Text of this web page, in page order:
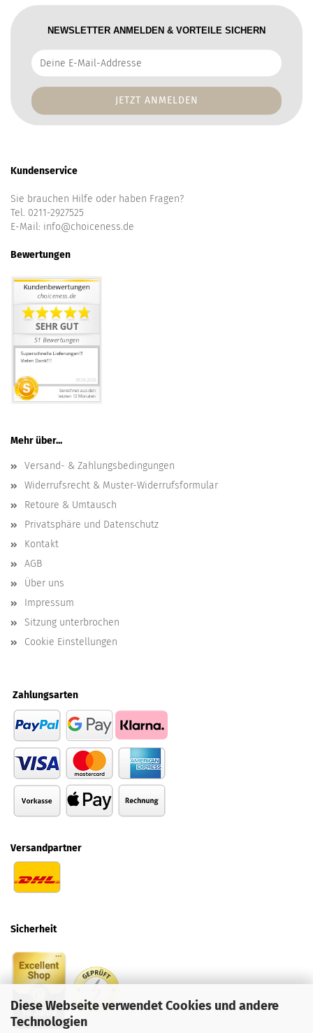
Diese Webseite verwendet Cookies und andere
Technologien
NEWSLETTER ANMELDEN & VORTEILE SICHERN
Deine
E-
Addresse
Kundenservice
Sie brauchen Hilfe oder haben Fragen?
Tel. 0211-2927525
E-Mail: info@choiceness.de
Bewertungen
Mehr über...
Versand- & Zahlungsbedingungen
Widerrufsrecht & Muster-Widerrufsformular
Retoure & Umtausch
Privatsphäre und Datenschutz
Kontakt
AGB
Über uns
Impressum
Sitzung unterbrochen
Cookie Einstellungen
Zahlungsarten
Versandpartner
Sicherheit